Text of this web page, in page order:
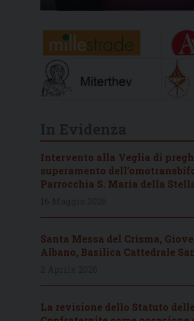
Intervento alla Veglia di
superamento
Parrocchia S. Maria della
Santa Messa del Crisma,
Albano, Basilica Cattedrale
La revisione dello Statuto delle